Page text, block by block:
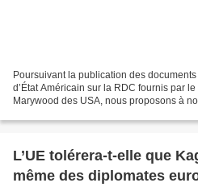
Poursuivant la publication des
d’État Américain sur la RDC fournis par
Marywood des USA, nous proposons à
L’UE tolérera-t-elle que
même des diplomates